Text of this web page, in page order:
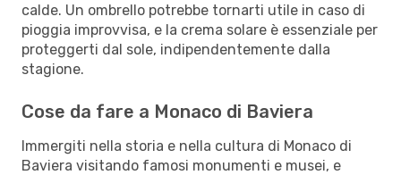
calde. Un ombrello potrebbe tornarti utile in caso di
pioggia improvvisa, e la crema solare è essenziale per
proteggerti dal sole, indipendentemente dalla
stagione.
Cose da fare a Monaco di Baviera
Immergiti nella storia e nella cultura di Monaco di
Baviera visitando famosi monumenti e musei, e